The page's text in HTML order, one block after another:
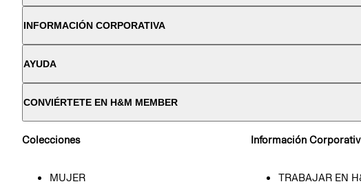
INFORMACIÓN CORPORATIVA
AYUDA
CONVIÉRTETE EN H&M MEMBER
Colecciones
MUJER
Información
TRABAJAR EN